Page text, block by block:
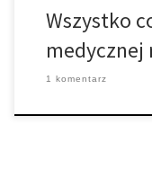
Wszystko
medycznej
1 komentarz